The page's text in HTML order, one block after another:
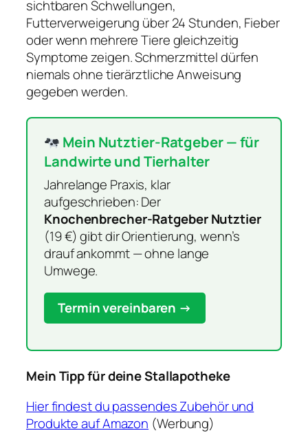
sichtbaren Schwellungen,
Futterverweigerung über 24 Stunden, Fieber
oder wenn mehrere Tiere gleichzeitig
Symptome zeigen. Schmerzmittel dürfen
niemals ohne tierärztliche Anweisung
gegeben werden.
Mein Nutztier-Ratgeber — für
Landwirte und Tierhalter
Jahrelange Praxis, klar
aufgeschrieben: Der
Knochenbrecher-Ratgeber Nutztier
(19 €) gibt dir Orientierung, wenn’s
drauf ankommt — ohne lange
Umwege.
Termin vereinbaren →
Mein Tipp für deine Stallapotheke
Hier findest du passendes Zubehör und
Produkte auf Amazon (Werbung)